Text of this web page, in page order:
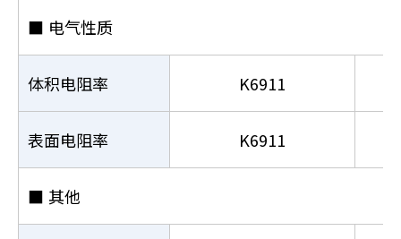
■ 电气性质
体积电阻率 K6911
表面电阻率 K6911
■ 其他